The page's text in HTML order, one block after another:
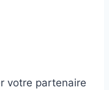
votre partenaire